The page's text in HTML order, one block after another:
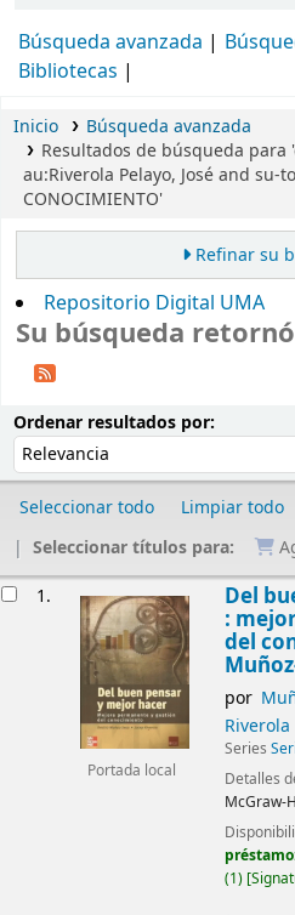
Búsqueda avanzada
Bibliotecas
Inicio
Búsqueda avanzada
Resultados de búsqueda para
au:Riverola Pelayo, José and su-
CONOCIMIENTO'
Refinar su
Repositorio Digital UMA
Su búsqueda
Ordenar resultados por:
Seleccionar todo
Limpiar todo
Seleccionar títulos para:
1.
Portada local
Del
:
del
por
Riverola
Series
Detalles
McGraw-
(1)